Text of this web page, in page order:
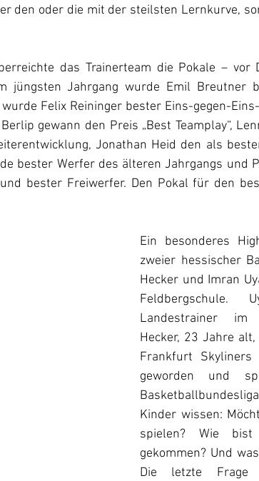
den oder die mit der steilsten Lernkurve,
das Trainerteam die Pokale – vor
jüngsten Jahrgang wurde Emil Breutner
Felix Reininger bester Eins-gegen-
gewann den Preis „Best Teamplay“,
Jonathan Heid den als
bester Werfer des älteren Jahrgangs und
bester Freiwerfer. Den Pokal für den
Ein besonderes
zweier hessischer
Hecker und Imran
Feldbergschule.
Landestrainer im
Hecker, 23 Jahre
Frankfurt Skyliners
geworden und
Kinder wissen:
spielen? Wie
gekommen? Und
Die letzte Frage